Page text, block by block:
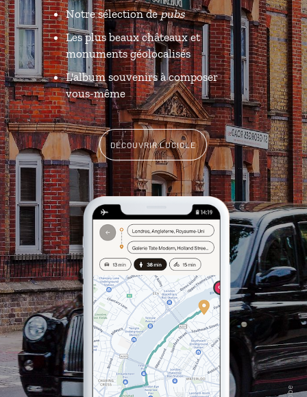
Notre sélection depubs
Les plus beaux châteaux et
monuments géolocalisés
L'album souvenirs à composer
vous-même
DÉCOUVRIR LUCIOLE